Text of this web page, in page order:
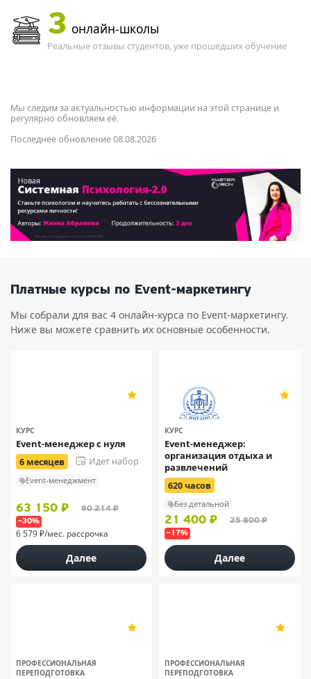
3 онлайн-школы
Реальные отзывы студентов, уже прошедших обучение
Мы следим за актуальностью информации на этой странице и
регулярно обновляем её.
Последнее обновление 08.08.2026
Платные курсы по Event-маркетингу
Мы собрали для вас 4 онлайн-курса по Event-маркетингу.
Ниже вы можете сравнить их основные особенности.
КУРС
Event-менеджер с нуля
6 месяцев Идет набор
Event-менеджмент
63 150 ₽ 90 214 ₽
–30%
6 579 ₽/мес. рассрочка
Далее
КУРС
Event-менеджер:
организация отдыха и
развлечений
620 часов
Без детальной
21 400 ₽ 25 800 ₽
–17%
Далее
ПРОФЕССИОНАЛЬНАЯ
ПЕРЕПОДГОТОВКА
ПРОФЕССИОНАЛЬНАЯ
ПЕРЕПОДГОТОВКА